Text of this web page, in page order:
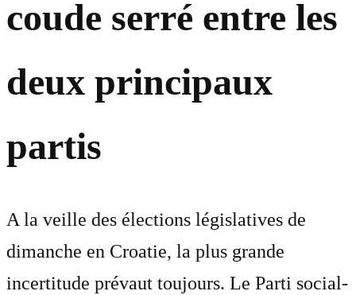
coude serré entre les
deux principaux
partis
A la veille des élections législatives de
dimanche en Croatie, la plus grande
incertitude prévaut toujours. Le Parti social-